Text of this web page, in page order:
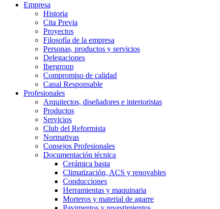
Empresa
Historia
Cita Previa
Proyectos
Filosofía de la empresa
Personas, productos y servicios
Delegaciones
Ibergroup
Compromiso de calidad
Canal Responsable
Profesionales
Arquitectos, diseñadores e interioristas
Productos
Servicios
Club del Reformista
Normativas
Consejos Profesionales
Documentación técnica
Cerámica basta
Climatización, ACS y renovables
Conducciones
Herramientas y maquinaria
Morteros y material de agarre